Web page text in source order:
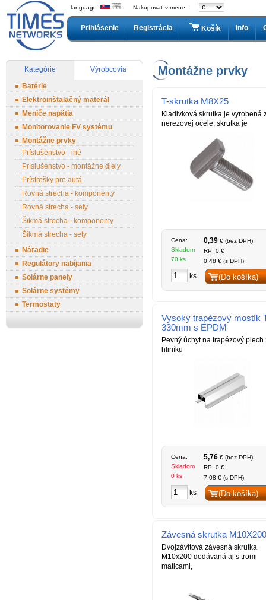
language: Nakupovať v mene:
Prihlásenie Registrácia Košík Info
Kategórie
Výrobcovia
Batérie
Elektroinštalačný materál
Meniče napätia
Monitorovanie FV systému
Montážne prvky
Príslušenstvo - iné
Príslušenstvo - montážne diely
Prístrešky pre autá
Rovná strecha - komponenty
Rovná strecha - sety
Šikmá strecha - komponenty
Šikmá strecha - sety
Náradie
Regulátory nabíjania
Solárne panely
Solárne systémy
Termostaty
Montážne prvky
T-skrutka M8X25
Kladivková skrutka je vyrobená
nerezovej ocele, skrutka je
Cena:
Skladom
70 ks
0,39 € (bez DPH)
RP: 0 €
0,48 € (s DPH)
ks (Do košíka)
Vysoký trapézový mostík
330mm s EPDM
Pevný úchyt na trapézový plech
hliníku
Cena:
Skladom
0 ks
5,76 € (bez DPH)
RP: 0 €
7,08 € (s DPH)
ks (Do košíka)
Závesná skrutka M10X200
Dvojzávitová závesná skrutka
M10x200 dodávaná aj s tromi
maticami,